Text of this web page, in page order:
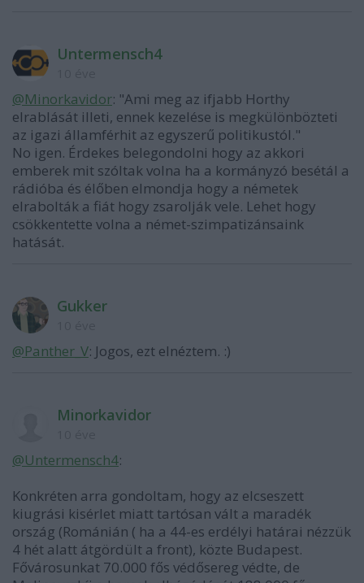
Untermensch4
@Minorkavidor: "Ami meg az ifjabb Horthy
elrablását illeti, ennek kezelése is megkülönbözteti
az igazi államférhit az egyszerű politikustól."
No igen. Érdekes belegondolni hogy az akkori
emberek mit szóltak volna ha a kormányzó besétál a
rádióba és élőben elmondja hogy a németek
elrabolták a fiát hogy zsarolják vele. Lehet hogy
csökkentette volna a német-szimpatizánsaink
hatását.
Gukker
@Panther_V: Jogos, ezt elnéztem. :)
Minorkavidor
@Untermensch4:
Konkréten arra gondoltam, hogy az elcseszett
kiugrási kisérlet miatt tartósan vált a maradék
ország (Románián ( ha a 44-es erdélyi határai nézzük
4 hét alatt átgördült a front), közte Budapest.
Fővárosunkat 70.000 fős védősereg védte, de